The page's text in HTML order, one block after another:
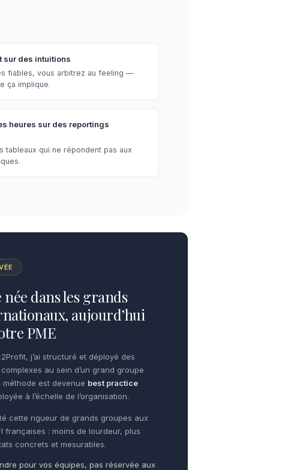
sur des intuitions
fiables, vous arbitrez au feeling —
ça implique.
heures sur des reportings
tableaux qui ne répondent pas aux
dans les grands
aujourd’hui
PME
j’ai structuré et déployé des
au sein d’un grand groupe
est devenue best practice
à l’échelle de l’organisation.
cette rigueur de grands groupes aux
françaises : moins de lourdeur, plus
concrets et mesurables.
pour vos équipes, pas réservée aux